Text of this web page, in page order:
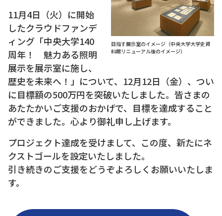
目指す展示室のイメージ（中央大学大学史資
料館リニューアル後のイメージ）
11月4日（火）に開始
したクラウドファンデ
ィング「中央大学140
周年！ 魅力ある照明
展示を展示室に施し、
歴史を未来へ！」について、12月12日（金）、つい
に目標額の500万円を突破いたしました。皆さまの
あたたかいご支援のおかげで、目標を達成すること
ができました。心より御礼申し上げます。
プロジェクト達成を受けまして、この度、新たにネ
クストゴールを設定いたしました。
引き続きのご支援をどうぞよろしくお願いいたしま
す。